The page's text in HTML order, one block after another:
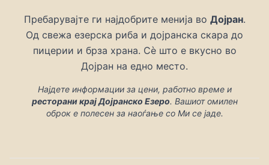
Пребарувајте ги најдобрите менија во Дојран.
Од свежа езерска риба и дојранска скара до
пицерии и брза храна. Сè што е вкусно во
Дојран на едно место.
Најдете информации за цени, работно време и
ресторани крај Дојранско Езеро. Вашиот омилен
оброк е полесен за наоѓање со Ми се јаде.